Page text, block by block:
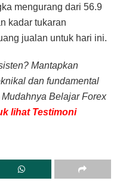
mengurang dari 56.9
kadar tukaran
jualan untuk hari ini.
Mantapkan
dan fundamental
Belajar Forex
lihat Testimoni